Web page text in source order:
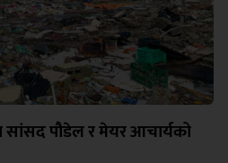
सांसद पौडेल र मेयर आचार्यको